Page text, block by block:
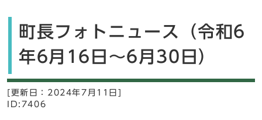
町長フォトニュース（令和6
年6月16日～6月30日）
[更新日： 2024年7月11日]
ID:7406